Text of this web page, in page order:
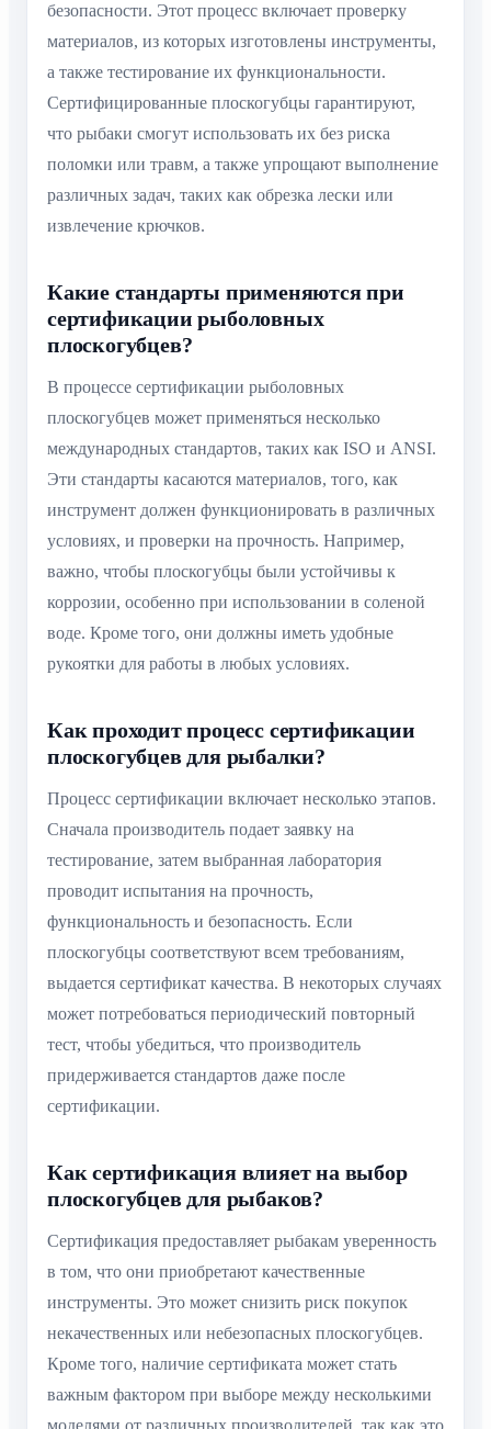
безопасности. Этот процесс включает проверку
материалов, из которых изготовлены инструменты,
а также тестирование их функциональности.
Сертифицированные плоскогубцы гарантируют,
что рыбаки смогут использовать их без риска
поломки или травм, а также упрощают выполнение
различных задач, таких как обрезка лески или
извлечение крючков.
Какие стандарты применяются при
сертификации рыболовных
плоскогубцев?
В процессе сертификации рыболовных
плоскогубцев может применяться несколько
международных стандартов, таких как ISO и ANSI.
Эти стандарты касаются материалов, того, как
инструмент должен функционировать в различных
условиях, и проверки на прочность. Например,
важно, чтобы плоскогубцы были устойчивы к
коррозии, особенно при использовании в соленой
воде. Кроме того, они должны иметь удобные
рукоятки для работы в любых условиях.
Как проходит процесс сертификации
плоскогубцев для рыбалки?
Процесс сертификации включает несколько этапов.
Сначала производитель подает заявку на
тестирование, затем выбранная лаборатория
проводит испытания на прочность,
функциональность и безопасность. Если
плоскогубцы соответствуют всем требованиям,
выдается сертификат качества. В некоторых случаях
может потребоваться периодический повторный
тест, чтобы убедиться, что производитель
придерживается стандартов даже после
сертификации.
Как сертификация влияет на выбор
плоскогубцев для рыбаков?
Сертификация предоставляет рыбакам уверенность
в том, что они приобретают качественные
инструменты. Это может снизить риск покупок
некачественных или небезопасных плоскогубцев.
Кроме того, наличие сертификата может стать
важным фактором при выборе между несколькими